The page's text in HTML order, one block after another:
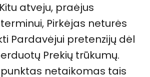
atveju, praėjus
Pirkėjas neturės
Pardavėjui pretenzijų dėl
Prekių trūkumų.
punktas netaikomas tais